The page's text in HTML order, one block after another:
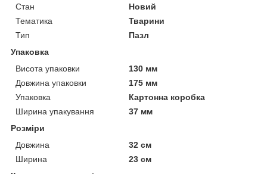
Стан
Новий
Тематика
Тварини
Тип
Пазл
Упаковка
Висота упаковки
130 мм
Довжина упаковки
175 мм
Упаковка
Картонна коробка
Ширина упакування
37 мм
Розміри
Довжина
32 см
Ширина
23 см